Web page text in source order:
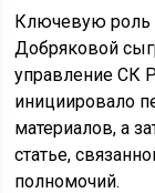
Ключевую роль
Добряковой
управление СК
инициировало
материалов, а
статье,
полномочий.